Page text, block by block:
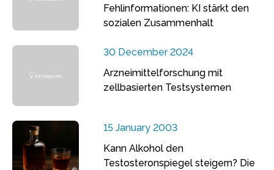
Fehlinformationen: KI stärkt den
sozialen Zusammenhalt
30 December 2024
Arzneimittelforschung mit
zellbasierten Testsystemen
15 January 2003
Kann Alkohol den
Testosteronspiegel steigern? Die